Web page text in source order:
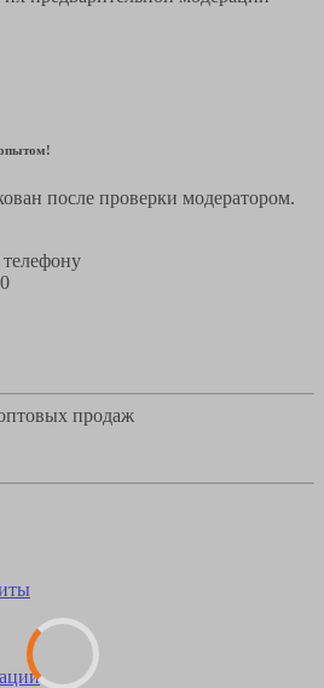
после проверки модератором.
телефону
продаж